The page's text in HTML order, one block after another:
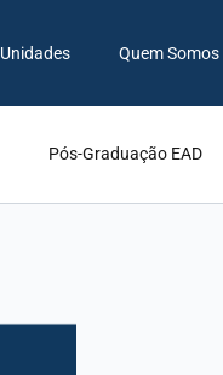
Unidades Quem Somos
Pós-Graduação EAD